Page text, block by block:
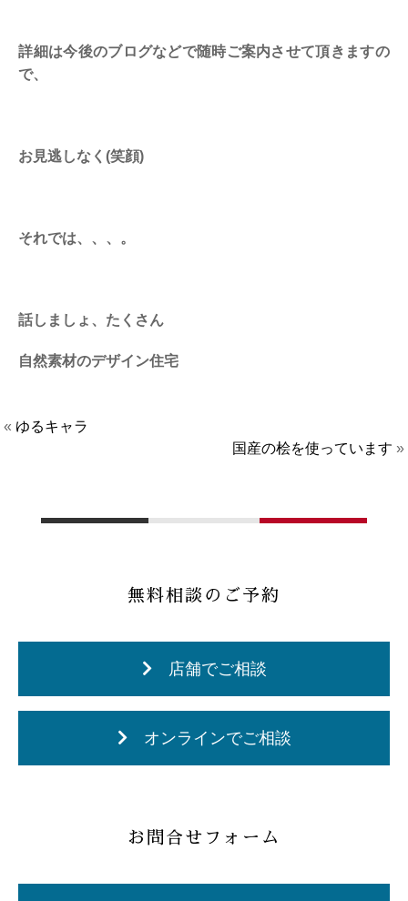
詳細は今後のブログなどで随時ご案内させて頂きますの
で、
お見逃しなく(笑顔)
それでは、、、。
話しましょ、たくさん
自然素材のデザイン住宅
« ゆるキャラ
国産の桧を使っています »
無料相談のご予約
店舗でご相談
オンラインでご相談
お問合せフォーム